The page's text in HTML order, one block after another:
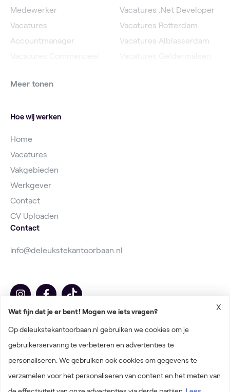
Medewerker
Vacatures
Accountmanager
Vacatures Online
Vacatures .Net Developer
Vacatures Rotterdam
Vacatures Alblasserdam
Meer tonen
Hoe wij werken
Home
Vacatures
Vakgebieden
Werkgever
Contact
CV Uploaden
Contact
info@deleukstekantoorbaan.nl
Algemene voorwaarden
Wat fijn dat je er bent! Mogen we iets vragen?
Op deleukstekantoorbaan.nl gebruiken we cookies om je
gebruikerservaring te verbeteren en advertenties te
personaliseren. We gebruiken ook cookies om gegevens te
verzamelen voor het personaliseren van content en het meten van
X